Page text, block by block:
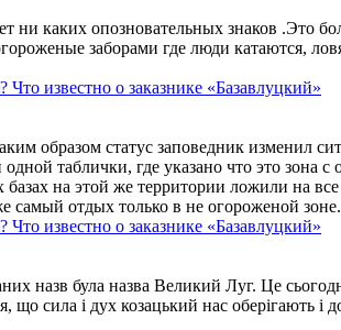
каких опозновательных знаков .Это
заборами где люди катаются,
известно о заказнике «Базавлуцкий»
образом статус заповедник изменил
таблички, где указано что это зона
на этой же территории ложили на
самый отдых только в не огороженой зоне.
известно о заказнике «Базавлуцкий»
назв була назва Великий Луг. Це
сила і дух козацький нас оберігають і